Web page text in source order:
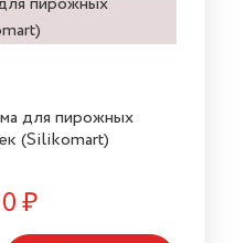
для пирожных
(Silikomart)
₽